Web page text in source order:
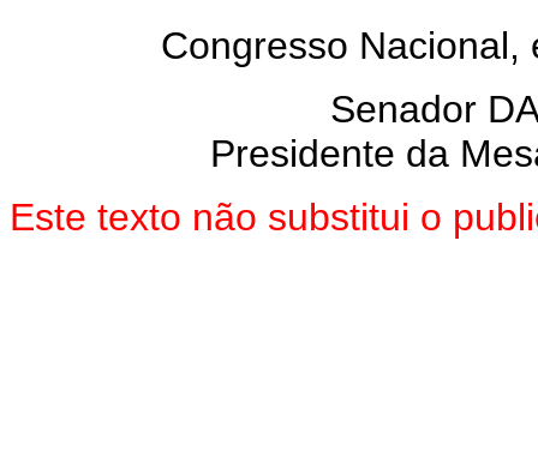
Congresso Nacional,
Senador
Presidente da
Este texto não substitui o